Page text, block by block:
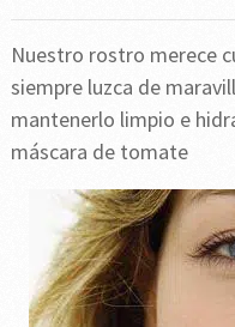
Nuestro rostro merece
siempre luzca de
mantenerlo limpio e
máscara de tomate